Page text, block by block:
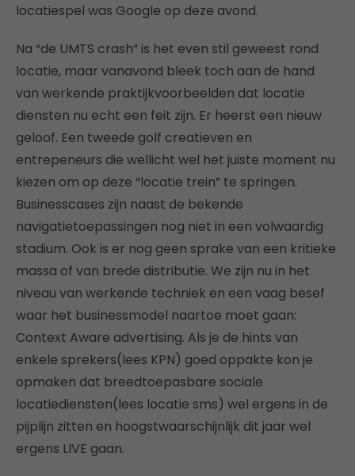
locatiespel was Google op deze avond.
Na “de UMTS crash” is het even stil geweest rond
locatie, maar vanavond bleek toch aan de hand
van werkende praktijkvoorbeelden dat locatie
diensten nu echt een feit zijn. Er heerst een nieuw
geloof. Een tweede golf creatieven en
entrepeneurs die wellicht wel het juiste moment nu
kiezen om op deze “locatie trein” te springen.
Businesscases zijn naast de bekende
navigatietoepassingen nog niet in een volwaardig
stadium. Ook is er nog geen sprake van een kritieke
massa of van brede distributie. We zijn nu in het
niveau van werkende techniek en een vaag besef
waar het businessmodel naartoe moet gaan:
Context Aware advertising. Als je de hints van
enkele sprekers(lees KPN) goed oppakte kon je
opmaken dat breedtoepasbare sociale
locatiediensten(lees locatie sms) wel ergens in de
pijplijn zitten en hoogstwaarschijnlijk dit jaar wel
ergens LIVE gaan.